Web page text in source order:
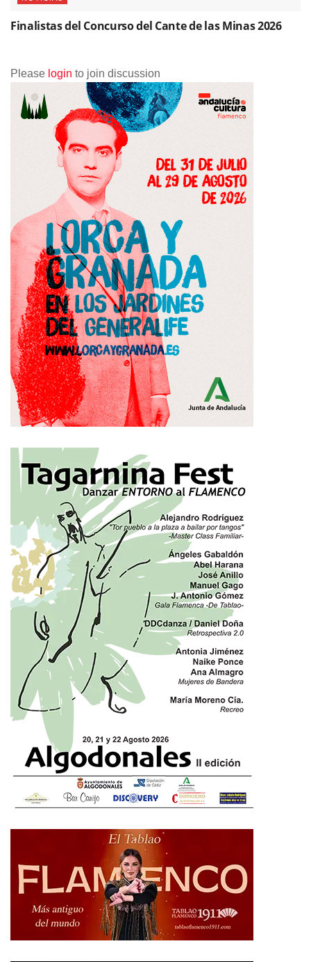
Finalistas del Concurso del Cante de las Minas 2026
Please login to join discussion